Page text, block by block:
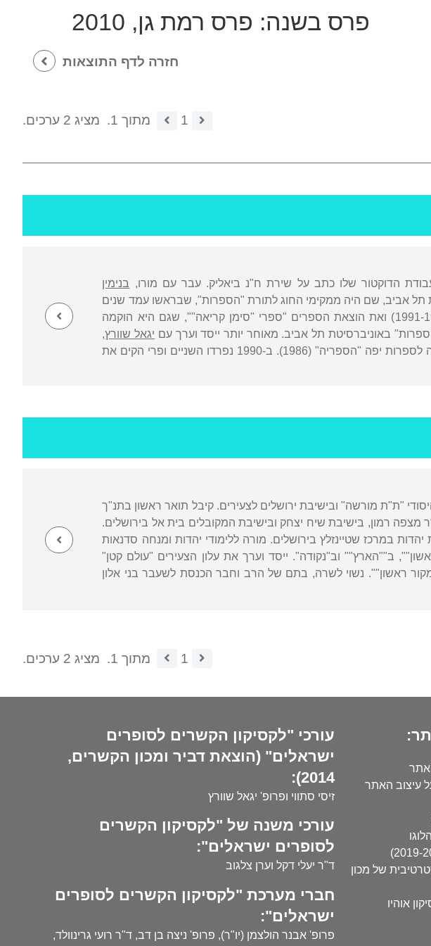
פרס בשנה: פרס רמת גן, 2010
חזרה לדף התוצאות
1 מתוך 1.
מציג 2 ערכים.
הדוקטור שלו כתב על שירת ח"נ ביאליק. עבר עם מורו, בנימין
תל אביב, שם היה ממקימי החוג לתורת "הספרות", שבראשו עמד שנים
את הרבעון "סימן קריאה" (1991-1972) ואת הוצאת הספרים "ספרי "סימן קריאה"", שגם היא הוקמה
יגאל שוורץ,
בשיתוף פעולה של הוצאת כתר והוצאת הקיבוץ המאוחד, את הסדרה לספרות יפה "הספריה" (1986). ב-1990 נפרדו השניים ופרי הקים את
"ת"ת מורשה" ובישיבת ירושלים לצעירים. קיבל תואר ראשון בתנ"ך
רמון, בישיבת שיח יצחק ובישיבת המקובלים בית אל בירושלים.
במרכז שטיינזלץ בירושלים. מורה ללימודי יהדות ומנחה סדנאות
ב""הארץ"" וב"נקודה". ייסד וערך את עלון הצעירים "עולם קטן"
ראשון"". נשוי לשרה, בתם של הרב וחבר הכנסת לשעבר בני אלון
1 מתוך 1. מציג 2 ערכים.
עיצוב האתר
של מכון
אוהיו
עורכי "לקסיקון הקשרים לסופרים
ישראלים" (הוצאת דביר ומכון הקשרים,
2014):
זיסי סתווי ופרופ' יגאל שוורץ
עורכי משנה של "לקסיקון הקשרים
לסופרים ישראלים":
ד"ר יעלי דקל וערן צלגוב
חברי מערכת "לקסיקון הקשרים לסופרים
ישראלים":
פרופ' אבנר הולצמן (יו"ר), פרופ' ניצה בן דב, ד"ר רועי גרינוולד,